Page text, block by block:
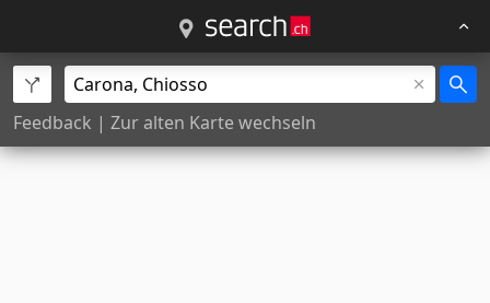
Feedback | Zur alten Karte wechseln